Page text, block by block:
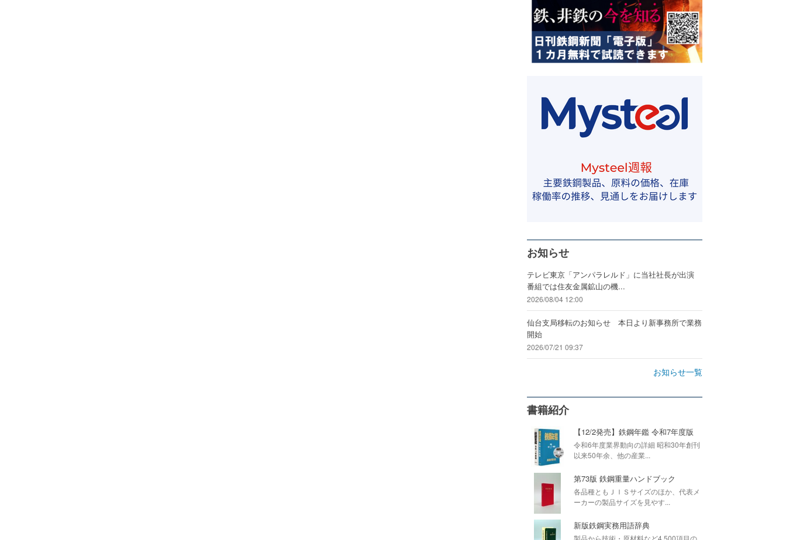
お知らせ
テレビ東京「アンパラレルド」に当社社長が出演
番組では住友金属鉱山の機...
2026/08/04 12:00
仙台支局移転のお知らせ 本日より新事務所で業務
開始
2026/07/21 09:37
お知らせ一覧
書籍紹介
【12/2発売】鉄鋼年鑑 令和7年度版
令和6年度業界動向の詳細 昭和30年創刊
以来50年余、他の産業...
第73版 鉄鋼重量ハンドブック
各品種ともＪＩＳサイズのほか、代表メ
ーカーの製品サイズを見やす...
新版鉄鋼実務用語辞典
製品から技術・原材料など4,500項目の